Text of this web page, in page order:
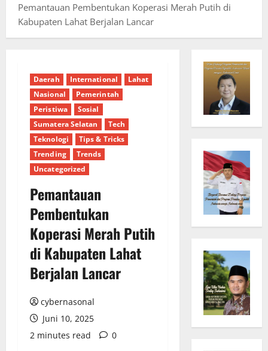
Pemantauan Pembentukan Koperasi Merah Putih di
Kabupaten Lahat Berjalan Lancar
Daerah International
Lahat
Nasional
Pemerintah
Peristiwa
Sosial
Sumatera Selatan
Tech
Teknologi
Tips & Tricks
Trending
Trends
Uncategorized
Pemantauan
Pembentukan
Koperasi Merah Putih
di Kabupaten Lahat
Berjalan Lancar
cybernasonal
Juni 10, 2025
2 minutes read
0